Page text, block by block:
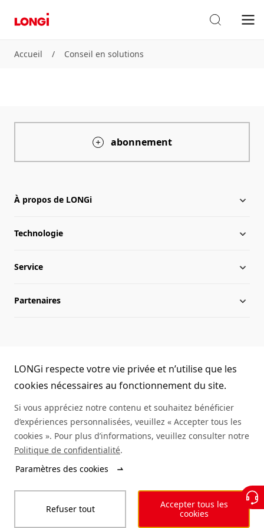
Accueil / Conseil en solutions
abonnement
À propos de LONGi
À propos de LONGi
Chronologie
Présence internationale
Développement durable
Environnement de travail
Plan du site
Technologie
Infos du secteur
Activités LONGi
Service
Téléchargement
Réalisations
Authenticité des modules
Demande d'informations sur un service
Rechercher un distributeur
Partenaires
(+86) 4008 601012
Légal Vie privée Code de conduite
LONGi respecte votre vie privée et n’utilise que les
cookies nécessaires au fonctionnement du site.
Si vous appréciez notre contenu et souhaitez bénéficier
d’expériences personnalisées, veuillez « Accepter tous les
cookies ». Pour plus d’informations, veuillez consulter notre
Politique de confidentialité.
Paramètres des cookies
Refuser tout
Accepter tous les
cookies